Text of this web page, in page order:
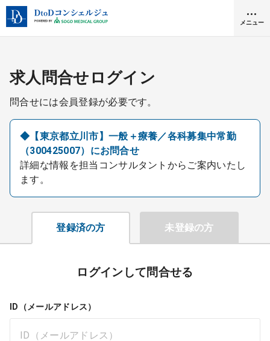
メニュー
クリニック開業
DtoDとは
お問合せ
医院の譲渡・売却をお考えの方
採用をお考えの医療機関の方
求人問合せログイン
問合せには会員登録が必要です。
◆【東京都立川市】一般＋療養／各科募集中常勤
（300425007）にお問合せ
詳細な情報を担当コンサルタントからご案内いたし
ます。
登録済の方 未登録の方
ログインして問合せる
ID（メールアドレス）